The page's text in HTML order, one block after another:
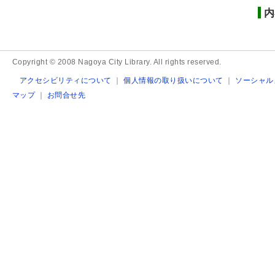
Copyright © 2008 Nagoya City Library. All rights reserved.
アクセシビリティについて ｜個人情報の取り扱いについて ｜ ソーシャ
マップ｜ お問合せ先